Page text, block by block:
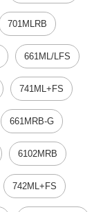
701MLRB
661ML/LFS
741ML+FS
661MRB-G
6102MRB
742ML+FS